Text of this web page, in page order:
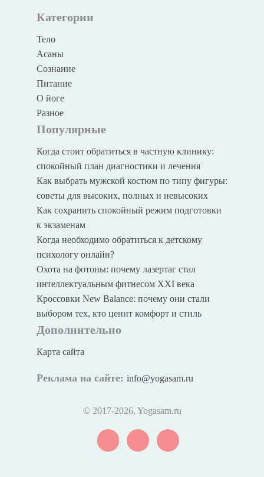
Категории
Тело
Асаны
Сознание
Питание
О йоге
Разное
Популярные
Когда стоит обратиться в частную клинику:
спокойный план диагностики и лечения
Как выбрать мужской костюм по типу фигуры:
советы для высоких, полных и невысоких
Как сохранить спокойный режим подготовки
к экзаменам
Когда необходимо обратиться к детскому
психологу онлайн?
Охота на фотоны: почему лазертаг стал
интеллектуальным фитнесом XXI века
Кроссовки New Balance: почему они стали
выбором тех, кто ценит комфорт и стиль
Дополнительно
Карта сайта
Реклама на сайте: info@yogasam.ru
© 2017-2026, Yogasam.ru